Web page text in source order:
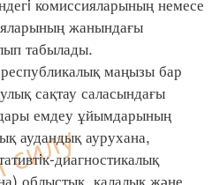
жанындағы
табылады.
маңызы бар
сақтау саласындағы
емдеу ұйымдарының
аудандық аурухана,
диагностикалық
облыстық, қалалық және